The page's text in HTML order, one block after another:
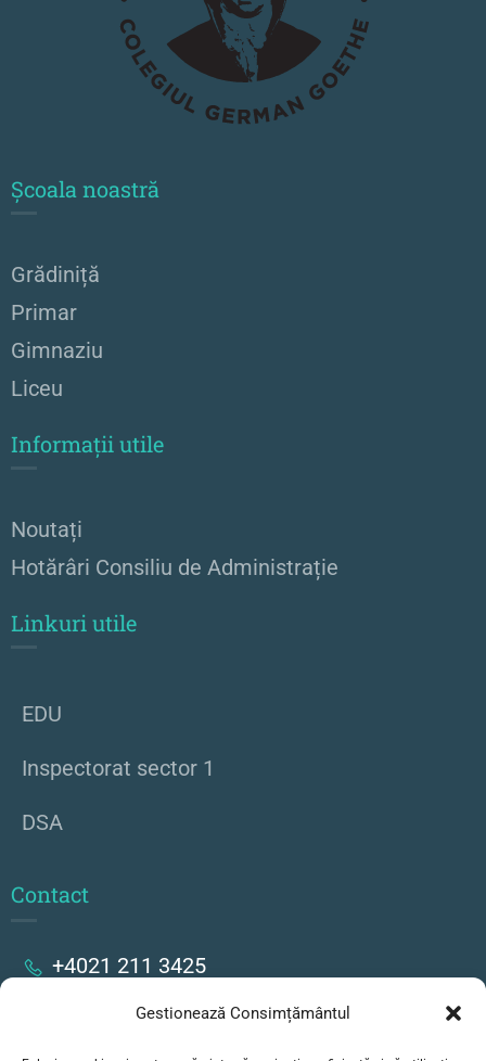
Gestionează Consimțământul
Școala noastră
Grădiniță
Primar
Gimnaziu
Liceu
Informații utile
Noutați
Hotărâri Consiliu de Administrație
Linkuri utile
EDU
Inspectorat sector 1
DSA
Contact
+4021 211 3425
Strada Stanislav Cihoschi 17, București